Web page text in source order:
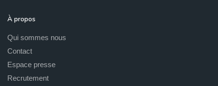
À propos
Qui sommes nous
Contact
Espace presse
Recrutement